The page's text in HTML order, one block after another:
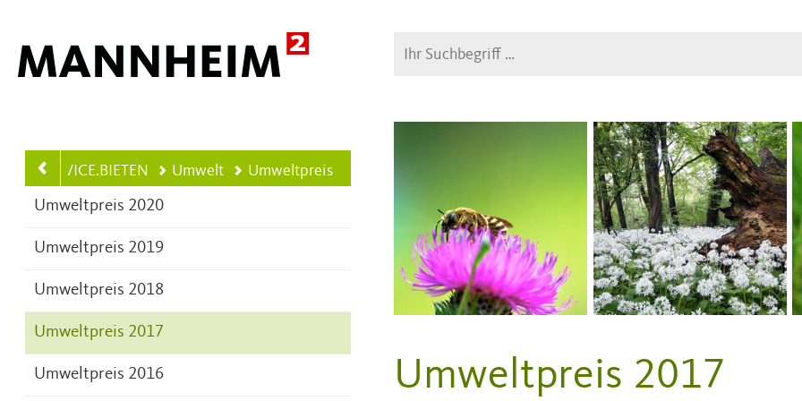
Suche
SERVICE.BIETEN Umwelt Umweltpreis
Umweltpreis 2020
Umweltpreis 2019
Umweltpreis 2018
Umweltpreis 2017
Umweltpreis 2016 Umweltpreis 2017